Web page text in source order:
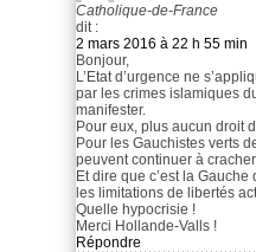
Catholique-de-France
dit :
2 mars 2016 à 22 h 55 min
Bonjour,
L’Etat d’urgence ne
par les crimes islamiques
manifester.
Pour eux, plus aucun droit
Pour les Gauchistes verts
peuvent continuer à
Et dire que c’est la
les limitations de libertés
Quelle hypocrisie !
Merci Hollande-Valls !
Répondre